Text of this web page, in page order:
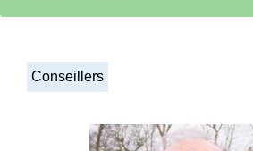
Conseillers